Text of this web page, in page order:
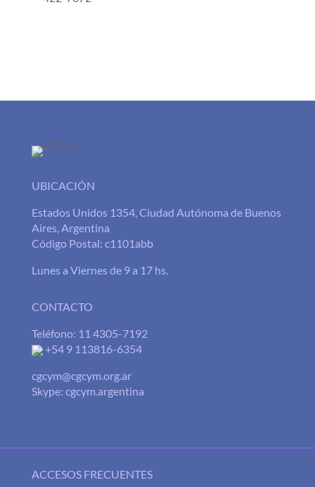
UBICACIÓN
Estados Unidos 1354, Ciudad Autónoma de Buenos
Aires, Argentina
Código Postal: c1101abb
Lunes a Viernes de 9 a 17 hs.
CONTACTO
Teléfono: 11 4305-7192
+54 9 113816-6354
cgcym@cgcym.org.ar
Skype: cgcym.argentina
ACCESOS FRECUENTES